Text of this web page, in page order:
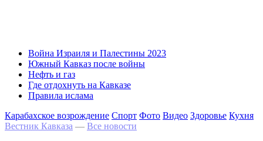
Война Израиля и Палестины 2023
Южный Кавказ после войны
Нефть и газ
Где отдохнуть на Кавказе
Правила ислама
Карабахское возрождение Спорт Фото Видео Здоровье Кухня
Вестник Кавказа — Все новости